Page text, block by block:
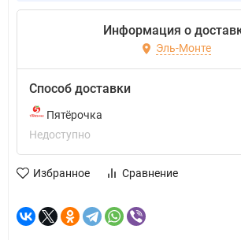
Информация о
Эль-Монте
Способ доставки
Пятёрочка
Недоступно
Избранное Сравнение